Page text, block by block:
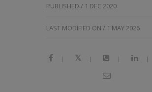
PUBLISHED / 1 DEC 2020
LAST MODIFIED ON / 1 MAY 2026
| | | |